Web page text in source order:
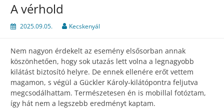
A vérhold
2025.09.05. Kecskenyál
Nem nagyon érdekelt az esemény elsősorban annak
köszönhetően, hogy sok utazás lett volna a legnagyobb
kilátást biztosító helyre. De ennek ellenére erőt vettem
magamon, s végül a Gückler Károly-kilátópontra feljutva
megcsodálhattam. Természetesen én is mobillal fotóztam,
így hát nem a legszebb eredményt kaptam.